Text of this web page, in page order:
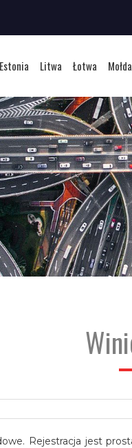
Estonia Litwa Łotwa
Rejestracja jest